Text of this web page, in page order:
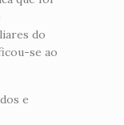
do
se ao
e